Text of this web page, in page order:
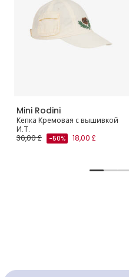
Mini Rodini
Кепка Кремовая с вышивкой
И.Т.
36,00 £
-50% 18,00 £